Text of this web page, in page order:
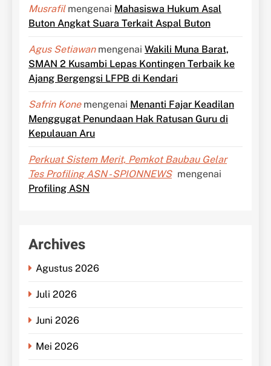
Musrafilmengenai Mahasiswa Hukum Asal
Buton Angkat Suara Terkait Aspal Buton
Agus Setiawanmengenai Wakili Muna Barat,
SMAN 2 Kusambi Lepas Kontingen Terbaik ke
Ajang Bergengsi LFPB di Kendari
Safrin Konemengenai Menanti Fajar Keadilan
Menggugat Penundaan Hak Ratusan Guru di
Kepulauan Aru
Perkuat Sistem Merit, Pemkot Baubau Gelar
Tes Profiling ASN - SPIONNEWS mengenai
Profiling ASN
Archives
Agustus 2026
Juli 2026
Juni 2026
Mei 2026